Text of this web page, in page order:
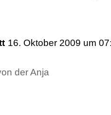
16. Oktober 2009 um
der Anja